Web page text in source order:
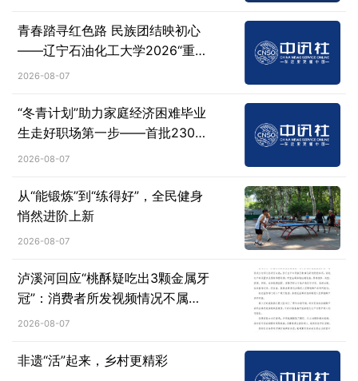
青春踏寻红色路 民族团结映初心
——辽宁石油化工大学2026“重走
长征路”实践团走进红光村
2026-08-07
“冬青计划”助力家庭经济困难毕业
生走好职场第一步——首批2300
余名大学生受益于就业帮扶项目
2026-08-07
从“能锻炼”到“练得好”，全民健身
悄然进阶上新
2026-08-07
泸溪河回应“桃酥疑吃出3颗金属牙
冠”：消费者所发视频情况不属
实，已主动删除相关视频
2026-08-07
非遗“活”起来，乡村更精彩